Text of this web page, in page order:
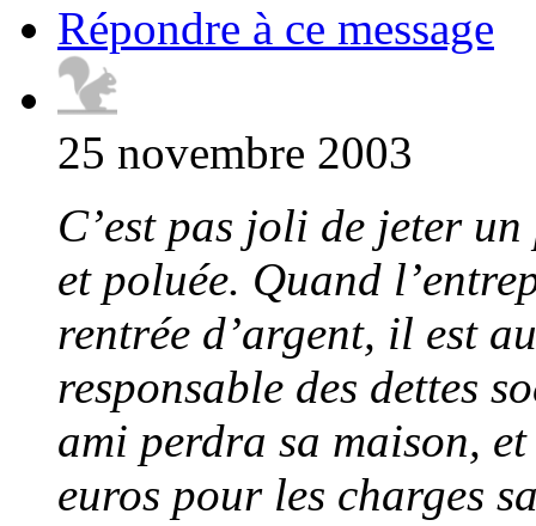
Répondre à ce message
25 novembre 2003
C’est pas joli de jeter
et poluée. Quand
rentrée d’argent, il est
responsable des dettes
ami perdra sa maison,
euros pour les charges